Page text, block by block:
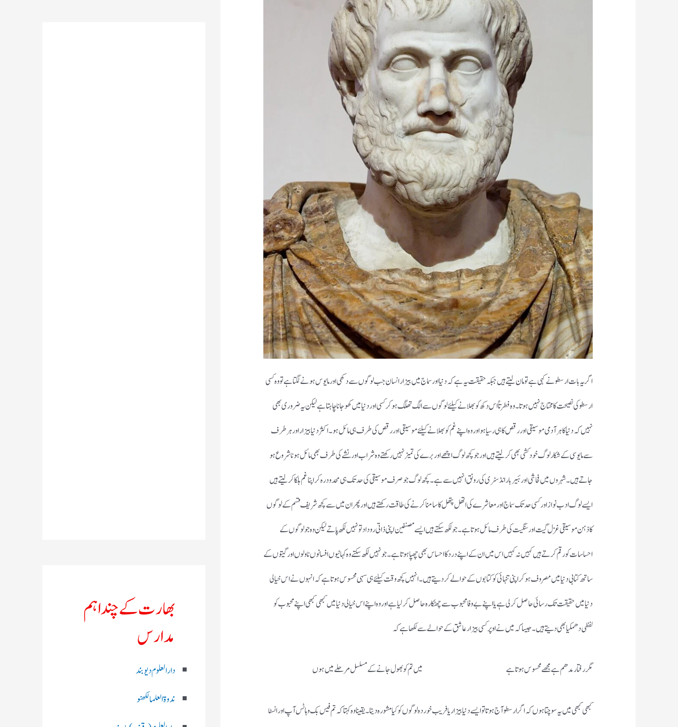
اگر یہ بات ارسطو نے کہی ہے تو مان لیتے ہیں جبکہ حقیقت یہ ہے کہ دنیا اور سماج میں بیزار انسان جب لوگوں سے دکھی اور مایوس ہونے لگتا ہے تو وہ کسی
ارسطو کی نصیحت کا محتاج نہیں ہوتا ۔ وہ فطرتاً اس دکھ کو بھلانے کیلئے لوگوں سے الگ تھلگ ہوکر کسی اور دنیا میں کھو جانا چاہتا ہے لیکن یہ ضروری بھی
نہیں کہ دنیا کا ہر آدمی موسیقی اور رقص کا ہی رسیا ہو اور وہ اپنے غم کو بھلانے کیلئے موسیقی اور رقص کی طرف ہی مائل ہو ۔اکثر دنیا بیزار اور ہر طرف
سے مایوسی کے شکار لوگ خودکشی بھی کر لیتے ہیں اور جو کچھ لوگ اچھے اور برے کی تمیز نہیں رکھتے وہ شراب اور نشے کی طرف بھی مائل ہونا شروع ہو
جاتے ہیں ۔شہروں میں فحاشی اور بئیر بار انڈسٹری کی رونق انہیں سے ہے ۔کچھ لوگ جو صرف موسیقی کی حد تک ہی محدود رہ کر اپنا غم ہلکا کر لیتے ہیں
ایسے لوگ ادب نواز اور کسی حد تک سماج اور معاشرے کی اتھل پتھل کا سامنا کرنے کی طاقت رکھتے ہیں اور پھر ان میں سے کچھ شریف قسم کے لوگوں
کا ذہن موسیقی غزل گیت اور سنگیت کی طرف مائل ہوتا ہے ۔جو لکھ سکتے ہیں ایسے مصنفین اپنی ذاتی روداد تو نہیں لکھ پاتے لیکن وہ جو لوگوں کے
احساسات کو رقم کرتے ہیں کہیں نہ کہیں اس میں ان کے اپنے درد کا احساس بھی چھپا ہوتا ہے ۔ جو نہیں لکھ سکتے وہ کہانیوں افسانوں ناولوں اور گیتوں کے
ساتھ کتابی دنیا میں مصروف ہو کر اپنی تنہائی کو کتابوں کے حوالے کر دیتے ہیں ۔انہیں کچھ وقت کیلئے ہی سہی محسوس ہوتا ہے کہ انہوں نے اس خیالی
دنیا میں حقیقت تک رسائی حاصل کر لی ہے یا اپنے بے وفا محبوب سے چھٹکارہ حاصل کر لیا ہے اور وہ اپنے اس خیالی دنیا میں کبھی کبھی اپنے محبوب کو
لفظی دھمکیا بھی دیتے ہیں ۔جیسا کہ میں نے اوپر کسی بیزار عاشق کے حوالے سے لکھا ہے کہ
مگر رفتار مدھم ہے مجھے محسوس ہوتا ہے میں تم کو بھول جانے کے مسلسل مرحلے میں ہوں
کبھی کبھی میں یہ سوچتا ہوں کہ اگر ارسطو آج ہوتا تو ایسے دنیا بیزار یا فریب خوردہ لوگوں کو کیا مشورہ دیتا ۔یقینا وہ کہتا کہ تم فیس بک وہاٹس آپ اور انسٹا
بھارت کے چند اہم
مدارس
دارالعلوم دیوبند
ندوۃالعلما لکھنو